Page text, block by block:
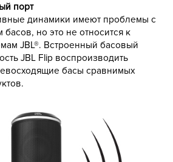
порт
динамики имеют проблемы с
но это не относится к
JBL®. Встроенный басовый
JBL Flip воспроизводить
басы сравнимых